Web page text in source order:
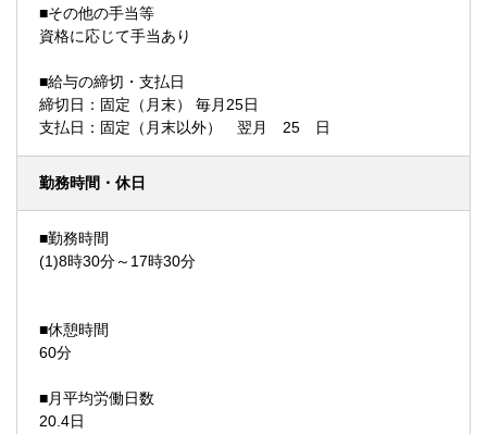
■その他の手当等
資格に応じて手当あり
■給与の締切・支払日
締切日：固定（月末） 毎月25日
支払日：固定（月末以外） 翌月 25 日
勤務時間・休日
■勤務時間
(1)8時30分～17時30分
■休憩時間
60分
■月平均労働日数
20.4日